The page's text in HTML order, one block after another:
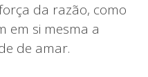
da razão, como
em si mesma a
de amar.